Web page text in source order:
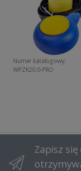
Numer katalogowy:
WPZK20.0-PRO
Zapisz